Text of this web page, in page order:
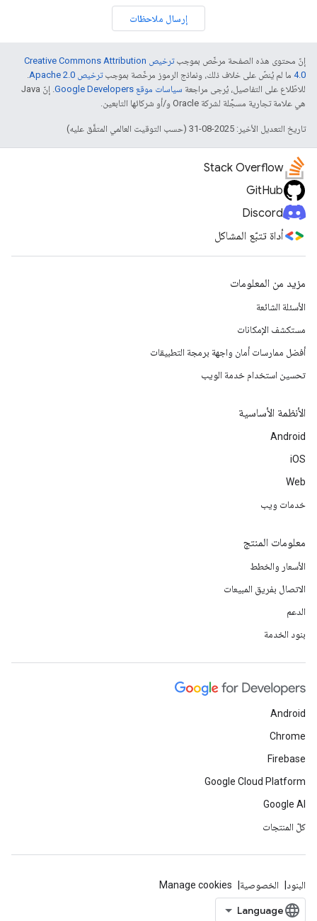
إرسال ملاحظات
إنّ محتوى هذه الصفحة مرخّص بموجب
ترخيص Creative Commons Attribution
4.0‏ ما لم يُنصّ على خلاف ذلك، ونماذج الرموز مرخّصة بموجبترخيص Apache 2.0‏
.
للاطّلاع على التفاصيل، يُرجى مراجعة سياسات موقع Google Developers‏
. إنّ Java
هي علامة تجارية مسجَّلة لشركة Oracle و/أو شركائها التابعين.
تاريخ التعديل الأخير: 2025-08-31 (حسب التوقيت العالمي المتفَّق عليه)
Stack Overflow
GitHub
Discord
أداة تتبّع المشاكل
مزيد من المعلومات
الأسئلة الشائعة
مستكشف الإمكانات
أفضل ممارسات أمان واجهة برمجة التطبيقات
تحسين استخدام خدمة الويب
الأنظمة الأساسية
Android
iOS
Web
خدمات ويب
معلومات المنتج
الأسعار والخطط
الاتصال بفريق المبيعات
الدعم
بنود الخدمة
Android
Chrome
Firebase
Google Cloud Platform
Google AI
كلّ المنتجات
البنود الخصوصية Manage cookies